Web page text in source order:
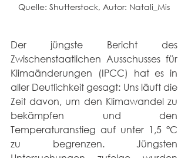
Quelle: Shutterstock, Autor: Natali_Mis
Der jüngste Bericht des
Zwischenstaatlichen Ausschusses für
Klimaänderungen (IPCC) hat es in
aller Deutlichkeit gesagt: Uns läuft die
Zeit davon, um den Klimawandel zu
bekämpfen und den
Temperaturanstieg auf unter 1,5 °C
zu begrenzen. Jüngsten